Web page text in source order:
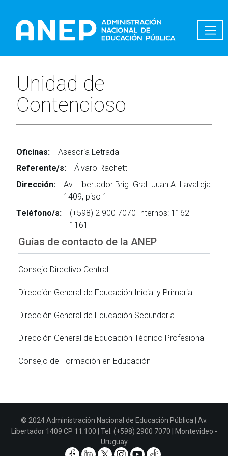
Unidad de
Contencioso
Oficinas:
Asesoría Letrada
Referente/s:
Álvaro Rachetti
Dirección:
Av. Libertador Brig. Gral. Juan A. Lavalleja
1409, piso 1
Teléfono/s:
(+598) 2 900 7070 Internos: 1162 -
1161
Guías de contacto de la ANEP
Consejo Directivo Central
Dirección General de Educación Inicial y Primaria
Dirección General de Educación Secundaria
Dirección General de Educación Técnico Profesional
Consejo de Formación en Educación
© 2024 Administración Nacional de Educación Pública | Av.
Libertador 1409 CP 11.100 | Tel. (+598) 2900 7070 | Montevideo -
Uruguay